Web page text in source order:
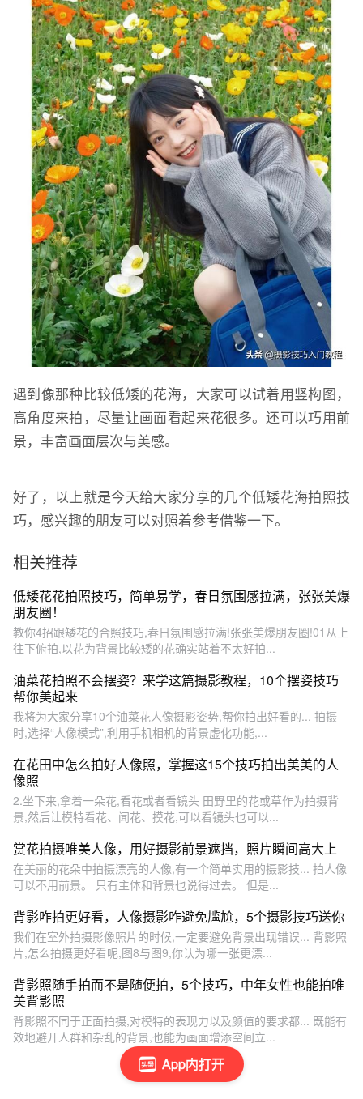
App内打开
遇到像那种比较低矮的花海，大家可以试着用竖构图，
高角度来拍，尽量让画面看起来花很多。还可以巧用前
景，丰富画面层次与美感。
好了，以上就是今天给大家分享的几个低矮花海拍照技
巧，感兴趣的朋友可以对照着参考借鉴一下。
相关推荐
低矮花花拍照技巧，简单易学，春日氛围感拉满，张张美爆
朋友圈！
教你4招跟矮花的合照技巧,春日氛围感拉满!张张美爆朋友圈!01从上
往下俯拍,以花为背景比较矮的花确实站着不太好拍...
油菜花拍照不会摆姿？来学这篇摄影教程，10个摆姿技巧
帮你美起来
我将为大家分享10个油菜花人像摄影姿势,帮你拍出好看的... 拍摄
时,选择“人像模式”,利用手机相机的背景虚化功能,...
在花田中怎么拍好人像照，掌握这15个技巧拍出美美的人
像照
2.坐下来,拿着一朵花,看花或者看镜头 田野里的花或草作为拍摄背
景,然后让模特看花、闻花、摸花,可以看镜头也可以...
赏花拍摄唯美人像，用好摄影前景遮挡，照片瞬间高大上
在美丽的花朵中拍摄漂亮的人像,有一个简单实用的摄影技... 拍人像
可以不用前景。 只有主体和背景也说得过去。 但是...
背影咋拍更好看，人像摄影咋避免尴尬，5个摄影技巧送你
我们在室外拍摄影像照片的时候,一定要避免背景出现错误... 背影照
片,怎么拍摄更好看呢,图8与图9,你认为哪一张更漂...
背影照随手拍而不是随便拍，5个技巧，中年女性也能拍唯
美背影照
背影照不同于正面拍摄,对模特的表现力以及颜值的要求都... 既能有
效地避开人群和杂乱的背景,也能为画面增添空间立...